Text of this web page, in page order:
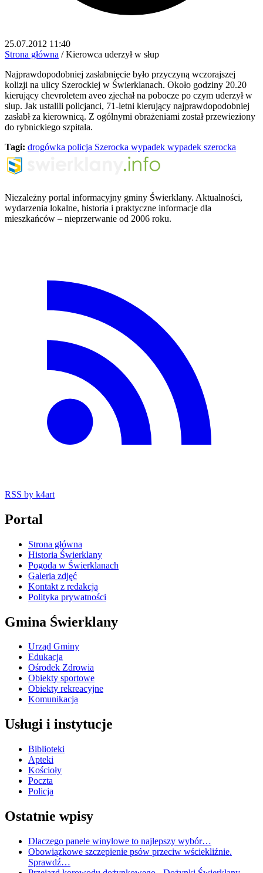
25.07.2012 11:40
Strona główna / Kierowca uderzył w słup
Najprawdopodobniej zasłabnięcie było przyczyną wczorajszej
kolizji na ulicy Szerockiej w Świerklanach. Około godziny 20.20
kierujący chevroletem aveo zjechał na pobocze po czym uderzył w
słup. Jak ustalili policjanci, 71-letni kierujący najprawdopodobniej
zasłabł za kierownicą. Z ogólnymi obrażeniami został przewieziony
do rybnickiego szpitala.
Tagi: drogówka policja Szerocka wypadek wypadek szerocka
Niezależny portal informacyjny gminy Świerklany. Aktualności,
wydarzenia lokalne, historia i praktyczne informacje dla
mieszkańców – nieprzerwanie od 2006 roku.
RSS by k4art
Portal
Strona główna
Historia Świerklany
Pogoda w Świerklanach
Galeria zdjęć
Kontakt z redakcją
Polityka prywatności
Gmina Świerklany
Urząd Gminy
Edukacja
Ośrodek Zdrowia
Obiekty sportowe
Obiekty rekreacyjne
Komunikacja
Usługi i instytucje
Biblioteki
Apteki
Kościoły
Poczta
Policja
Ostatnie wpisy
Dlaczego panele winylowe to najlepszy wybór…
Obowiązkowe szczepienie psów przeciw wściekliźnie.
Sprawdź…